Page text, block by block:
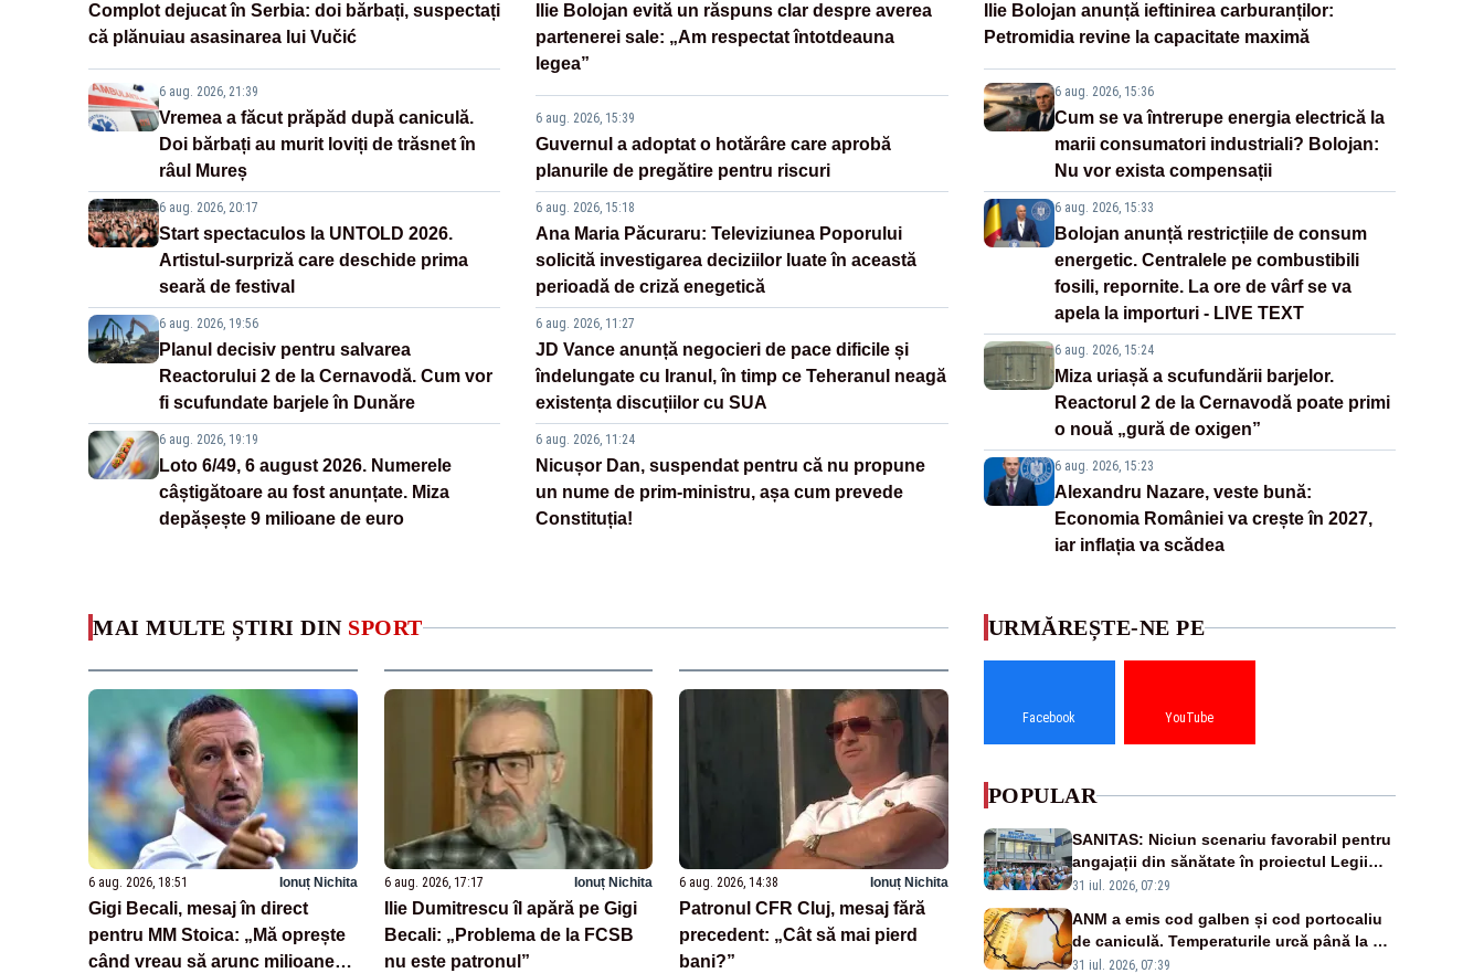
Complot dejucat în Serbia: doi bărbați, suspectați
că plănuiau asasinarea lui Vučić
6 aug. 2026, 21:39
Vremea a făcut prăpăd după caniculă.
Doi bărbați au murit loviți de trăsnet în
râul Mureș
6 aug. 2026, 20:17
Start spectaculos la UNTOLD 2026.
Artistul-surpriză care deschide prima
seară de festival
6 aug. 2026, 19:56
Planul decisiv pentru salvarea
Reactorului 2 de la Cernavodă. Cum vor
fi scufundate barjele în Dunăre
6 aug. 2026, 19:19
Loto 6/49, 6 august 2026. Numerele
câștigătoare au fost anunțate. Miza
depășește 9 milioane de euro
Ilie Bolojan evită un răspuns clar despre averea
partenerei sale: „Am respectat întotdeauna
legea”
6 aug. 2026, 15:39
Guvernul a adoptat o hotărâre care aprobă
planurile de pregătire pentru riscuri
6 aug. 2026, 15:18
Ana Maria Păcuraru: Televiziunea Poporului
solicită investigarea deciziilor luate în această
perioadă de criză enegetică
6 aug. 2026, 11:27
JD Vance anunță negocieri de pace dificile și
îndelungate cu Iranul, în timp ce Teheranul neagă
existența discuțiilor cu SUA
6 aug. 2026, 11:24
Nicușor Dan, suspendat pentru că nu propune
un nume de prim-ministru, așa cum prevede
Constituția!
Ilie Bolojan anunță ieftinirea carburanților:
Petromidia revine la capacitate maximă
6 aug. 2026, 15:36
Cum se va întrerupe energia electrică la
marii consumatori industriali? Bolojan:
Nu vor exista compensații
6 aug. 2026, 15:33
Bolojan anunță restricțiile de consum
energetic. Centralele pe combustibili
fosili, repornite. La ore de vârf se va
apela la importuri - LIVE TEXT
6 aug. 2026, 15:24
Miza uriașă a scufundării barjelor.
Reactorul 2 de la Cernavodă poate primi
o nouă „gură de oxigen”
6 aug. 2026, 15:23
Alexandru Nazare, veste bună:
Economia României va crește în 2027,
iar inflația va scădea
MAI MULTE ȘTIRI DIN SPORT
6 aug. 2026, 18:51 Ionuț Nichita
Gigi Becali, mesaj în direct
pentru MM Stoica: „Mă oprește
când vreau să arunc milioane
6 aug. 2026, 17:17 Ionuț Nichita
Ilie Dumitrescu îl apără pe Gigi
Becali: „Problema de la FCSB
nu este patronul”
6 aug. 2026, 14:38 Ionuț Nichita
Patronul CFR Cluj, mesaj fără
precedent: „Cât să mai pierd
bani?”
URMĂREȘTE-NE PE
Facebook YouTube
POPULAR
SANITAS: Niciun scenariu favorabil pentru
angajații din sănătate în proiectul Legii
salarizării
31 iul. 2026, 07:29
ANM a emis cod galben și cod portocaliu
de caniculă. Temperaturile urcă până la 38
de grade, iar nopțile devin tropicale
31 iul. 2026, 07:39